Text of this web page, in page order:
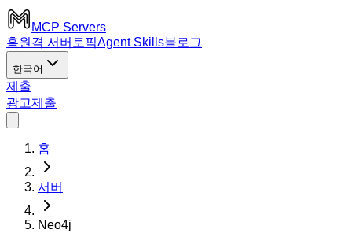
MCP Servers
홈원격 서버 토픽Agent Skills블로그
한국어
제출
광고제출
홈
서버
Neo4j